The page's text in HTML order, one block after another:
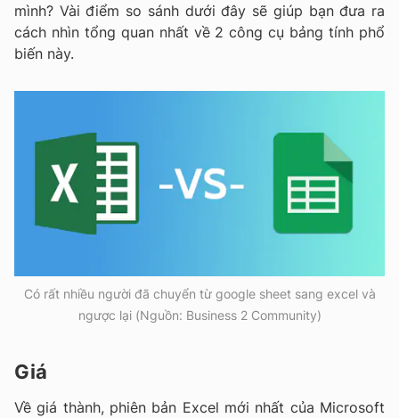
mình? Vài điểm so sánh dưới đây sẽ giúp bạn đưa ra
cách nhìn tổng quan nhất về 2 công cụ bảng tính phổ
biến này.
Có rất nhiều người đã chuyển từ google sheet sang excel và
ngược lại (Nguồn: Business 2 Community)
Giá
Về giá thành, phiên bản Excel mới nhất của Microsoft